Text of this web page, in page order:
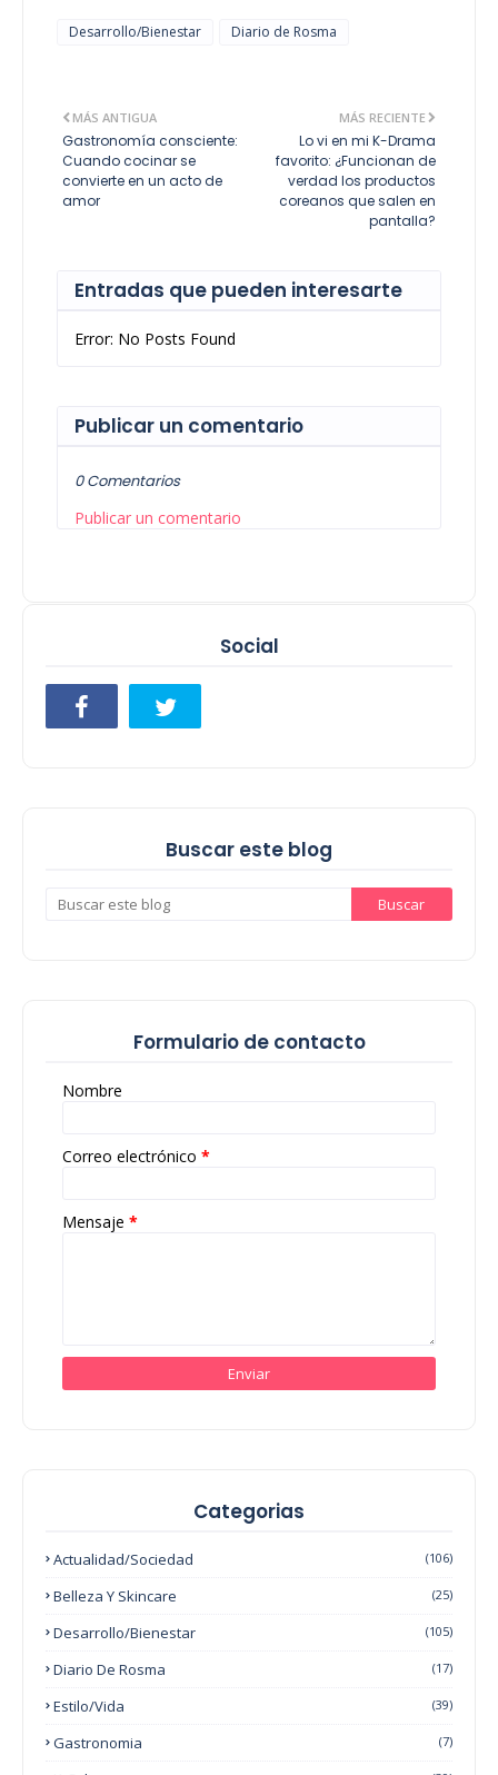
Desarrollo/Bienestar Diario de Rosma
MÁS RECIENTE
Lo vi en mi K-Drama
favorito: ¿Funcionan de
verdad los productos
coreanos que salen en
pantalla?
MÁS ANTIGUA
Gastronomía consciente:
Cuando cocinar se
convierte en un acto de
amor
Entradas que pueden interesarte
Error: No Posts Found
Publicar un comentario
0 Comentarios
Publicar un comentario
Social
Buscar este blog
Formulario de contacto
Nombre
Correo electrónico *
Mensaje *
Categorias
Actualidad/Sociedad (106)
Belleza Y Skincare (25)
Desarrollo/Bienestar (105)
Diario De Rosma (17)
Estilo/Vida (39)
Gastronomia (7)